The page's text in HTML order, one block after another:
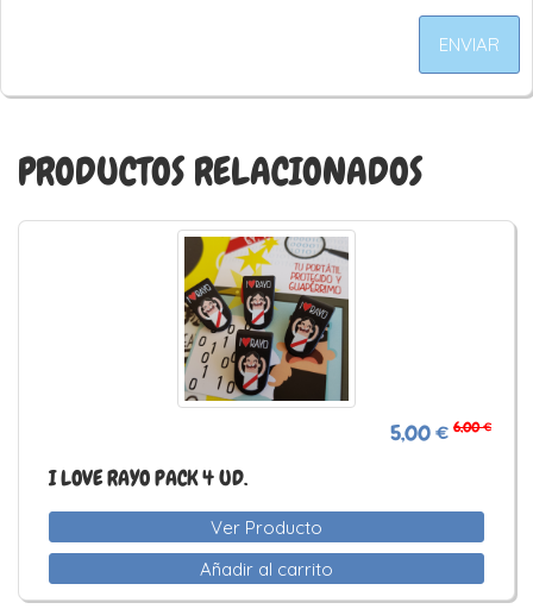
ENVIAR
PRODUCTOS RELACIONADOS
5,00 € 6,00 €
I LOVE RAYO PACK 4 UD.
Ver Producto
Añadir al carrito